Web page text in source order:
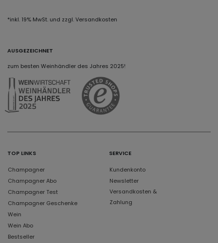
*inkl. 19% MwSt. und zzgl. Versandkosten
AUSGEZEICHNET
zum besten Weinhändler des Jahres 2025!
TOP LINKS
Champagner
Champagner Abo
Champagner Test
Champagner Geschenke
Wein
Wein Abo
Bestseller
SERVICE
Kundenkonto
Newsletter
Versandkosten &
Zahlung